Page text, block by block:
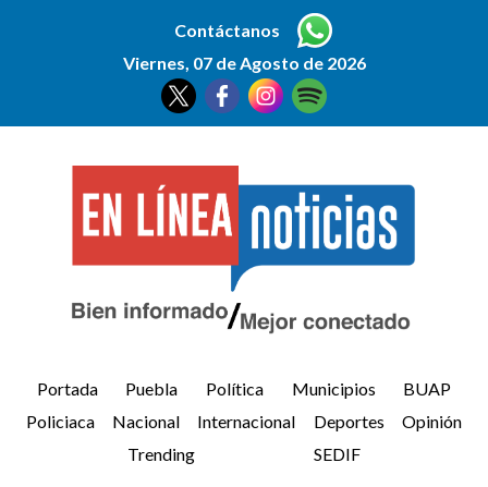
Contáctanos
Viernes, 07 de Agosto de 2026
Portada Puebla Política Municipios
BUAP
Policiaca
Nacional Internacional Deportes
Opinión
Trending
SEDIF